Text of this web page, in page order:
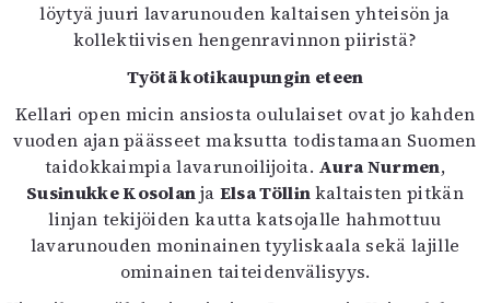
löytyä juuri lavarunouden kaltaisen yhteisön ja
kollektiivisen hengenravinnon piiristä?
Työtä kotikaupungin eteen
Kellari open micin ansiosta oululaiset ovat jo kahden
vuoden ajan päässeet maksutta todistamaan Suomen
taidokkaimpia lavarunoilijoita. Aura Nurmen,
Susinukke Kosolanja Elsa Töllinkaltaisten pitkän
linjan tekijöiden kautta katsojalle hahmottuu
lavarunouden moninainen tyyliskaala sekä lajille
ominainen taiteidenvälisyys.